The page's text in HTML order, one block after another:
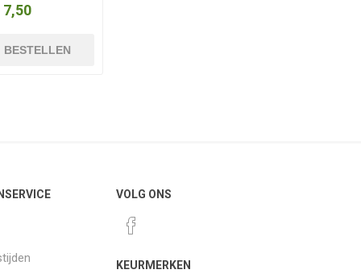
7,50
BESTELLEN
VOLG ONS
KEURMERKEN